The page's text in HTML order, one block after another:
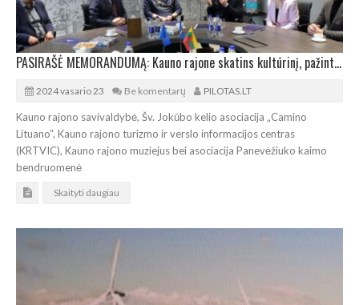
PASIRAŠĖ MEMORANDUMĄ: Kauno rajone skatins kultūrinį, pažintinį, piligriminį turizmą
2024 vasario 23 Be komentarų PILOTAS.LT
Kauno rajono savivaldybė, Šv. Jokūbo kelio asociacija „Camino
Lituano“, Kauno rajono turizmo ir verslo informacijos centras
(KRTVIC), Kauno rajono muziejus bei asociacija Panevėžiuko kaimo
bendruomenė
Skaityti daugiau